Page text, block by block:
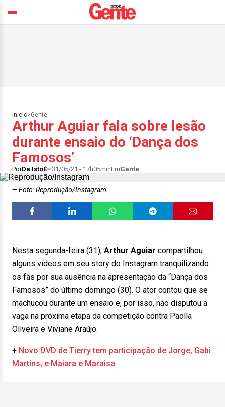
Início>Gente
Arthur Aguiar fala sobre lesão
durante ensaio do ‘Dança dos
Famosos’
PorDa IstoÉ 31/05/21 - 17h05minEmGente
Foto: Reprodução/Instagram
Nesta segunda-feira (31), Arthur Aguiar compartilhou
alguns vídeos em seu story do Instagram tranquilizando
os fãs por sua ausência na apresentação da “Dança dos
Famosos” do último domingo (30). O ator contou que se
machucou durante um ensaio e, por isso, não disputou a
vaga na próxima etapa da competição contra Paolla
Oliveira e Viviane Araújo.
+ Novo DVD de Tierry tem participação de Jorge, Gabi
Martins, e Maiara e Maraisa